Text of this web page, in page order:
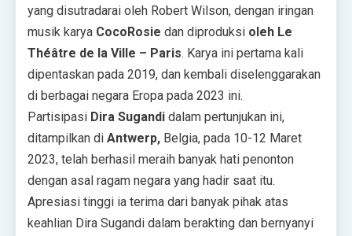
yang disutradarai oleh Robert Wilson, dengan iringan
musik karya CocoRosie dan diproduksi oleh Le
Théâtre de la Ville – Paris. Karya ini pertama kali
dipentaskan pada 2019, dan kembali diselenggarakan
di berbagai negara Eropa pada 2023 ini.
Partisipasi Dira Sugandi dalam pertunjukan ini,
ditampilkan di Antwerp, Belgia, pada 10-12 Maret
2023, telah berhasil meraih banyak hati penonton
dengan asal ragam negara yang hadir saat itu.
Apresiasi tinggi ia terima dari banyak pihak atas
keahlian Dira Sugandi dalam berakting dan bernyanyi